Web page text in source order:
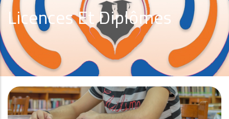
Licences Et Diplômes